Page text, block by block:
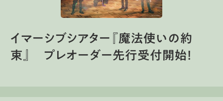
イマーシブシアター『魔法使いの約
束』 プレオーダー先行受付開始！